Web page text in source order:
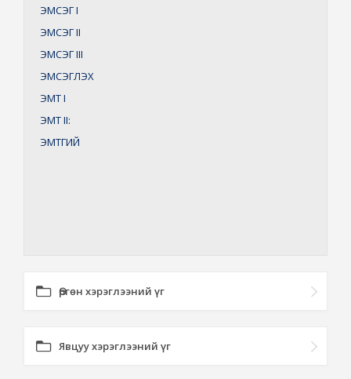
ЭМСЭГI
ЭМСЭГII
ЭМСЭГIII
ЭМСЭГЛЭХ
ЭМТI
ЭМТII:
ЭМТГИЙ
Өргөн хэрэглээний үг
Явцуу хэрэглээний үг